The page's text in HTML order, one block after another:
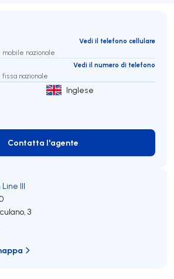
Vedi il telefono cellulare
nazionale
Vedi il numero di telefono
nazionale
Inglese
Contatta l'agente
Contatta l'agente
III
3